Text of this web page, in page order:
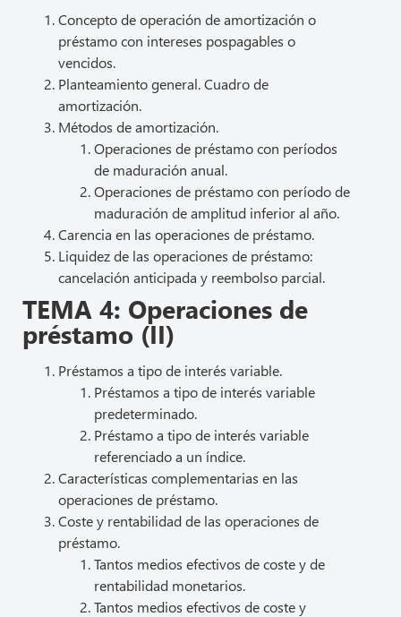
Concepto de operación de amortización o
préstamo con intereses pospagables o
vencidos.
Planteamiento general. Cuadro de
amortización.
Métodos de amortización.
Operaciones de préstamo con períodos
de maduración anual.
Operaciones de préstamo con período de
maduración de amplitud inferior al año.
Carencia en las operaciones de préstamo.
Liquidez de las operaciones de préstamo:
cancelación anticipada y reembolso parcial.
TEMA 4: Operaciones de
préstamo (II)
Préstamos a tipo de interés variable.
Préstamos a tipo de interés variable
predeterminado.
Préstamo a tipo de interés variable
referenciado a un índice.
Características complementarias en las
operaciones de préstamo.
Coste y rentabilidad de las operaciones de
préstamo.
Tantos medios efectivos de coste y de
rentabilidad monetarios.
Tantos medios efectivos de coste y